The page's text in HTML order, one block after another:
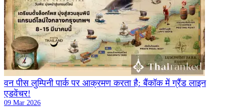
वन पीस लुम्पिनी पार्क पर आक्रमण करता है: बैंकॉक में ग्रैंड लाइन
एडवेंचर!
09 Mar 2026